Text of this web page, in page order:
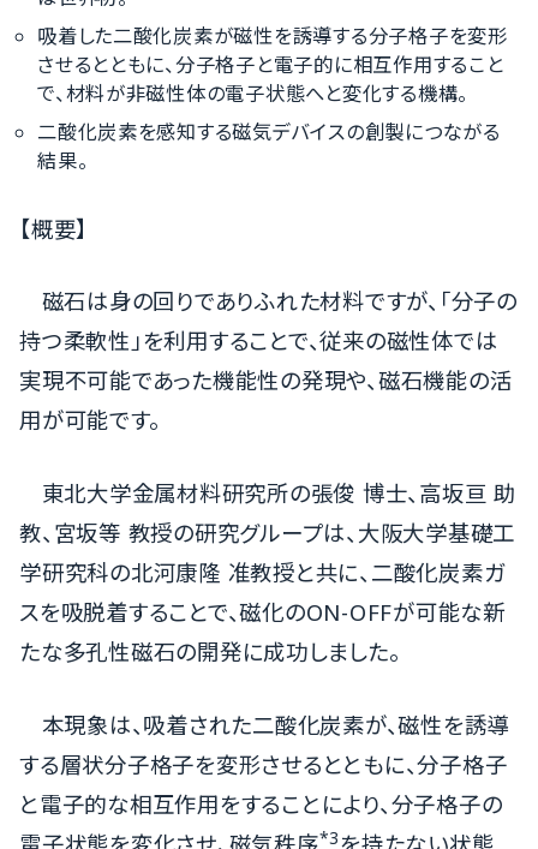
吸着した二酸化炭素が磁性を誘導する分子格子を変形
させるとともに、分子格子と電子的に相互作用すること
で、材料が非磁性体の電子状態へと変化する機構。
二酸化炭素を感知する磁気デバイスの創製につながる
結果。
【概要】
磁石は身の回りでありふれた材料ですが、「分子の
持つ柔軟性」を利用することで、従来の磁性体では
実現不可能であった機能性の発現や、磁石機能の活
用が可能です。
東北大学金属材料研究所の張俊 博士、高坂亘 助
教、宮坂等 教授の研究グループは、大阪大学基礎工
学研究科の北河康隆 准教授と共に、二酸化炭素ガ
スを吸脱着することで、磁化のON-OFFが可能な新
たな多孔性磁石の開発に成功しました。
本現象は、吸着された二酸化炭素が、磁性を誘導
する層状分子格子を変形させるとともに、分子格子
と電子的な相互作用をすることにより、分子格子の
*3